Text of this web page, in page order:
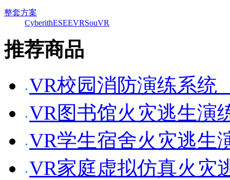
整套方案
CyberithESEEVRSouVR
推荐商品
VR校园消防演练系统
VR图书馆火灾逃生演
VR学生宿舍火灾逃生
VR家庭虚拟仿真火灾